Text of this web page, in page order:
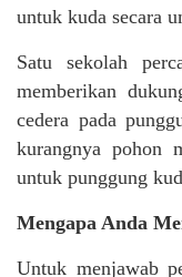
untuk kuda secara
Satu sekolah
memberikan
cedera pada
kurangnya pohon
untuk punggung
Mengapa Anda
Untuk menjawab